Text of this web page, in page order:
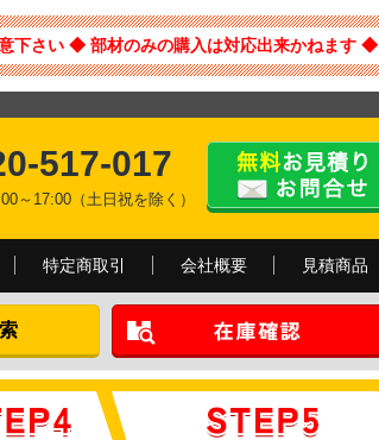
下さい ◆ 部材のみの購入は対応出来かねます ◆
517-017
～17:00（土日祝を除く）
特定商取引 会社概要 見積商品